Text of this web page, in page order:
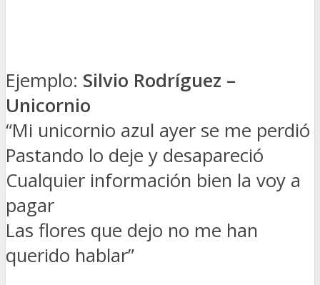
Ejemplo: Silvio Rodríguez –
Unicornio
“Mi unicornio azul ayer se me perdió
Pastando lo deje y desapareció
Cualquier información bien la voy a
pagar
Las flores que dejo no me han
querido hablar”